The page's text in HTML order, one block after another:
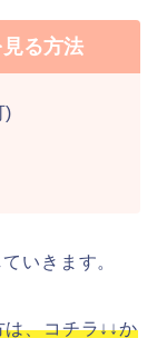
見る方法
)
いきます。
、コチラ↓↓か